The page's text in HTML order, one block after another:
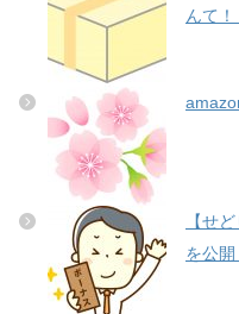
んて！
【せ
を公開